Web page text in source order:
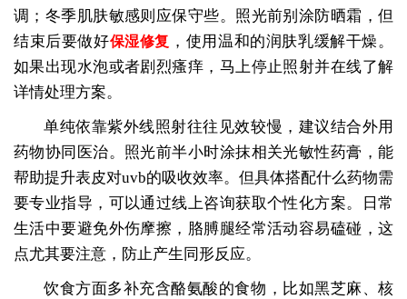
调；冬季肌肤敏感则应保守些。照光前别涂防晒霜，但
结束后要做好保湿修复 ，使用温和的润肤乳缓解干燥。
如果出现水泡或者剧烈瘙痒，马上停止照射并在线了解
详情处理方案。
单纯依靠紫外线照射往往见效较慢，建议结合外用
药物协同医治。照光前半小时涂抹相关光敏性药膏，能
帮助提升表皮对uvb的吸收效率。但具体搭配什么药物需
要专业指导，可以通过线上咨询获取个性化方案。日常
生活中要避免外伤摩擦，胳膊腿经常活动容易磕碰，这
点尤其要注意，防止产生同形反应。
饮食方面多补充含酪氨酸的食物，比如黑芝麻、核